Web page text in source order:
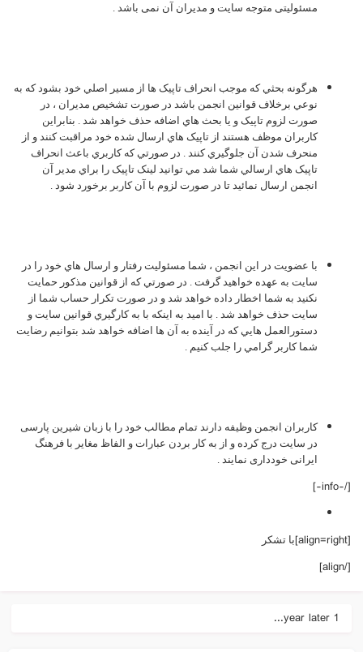
مسئولیتی متوجه سایت و مدیران آن نمی باشد .
هرگونه بحثي که موجب انحراف تاپيک ها از مسير اصلي خود بشود که به
نوعي برخلاف قوانين انجمن باشد در صورت تشخيص مديران ، در
صورت لزوم تاپيک و يا بحث هاي اضافه حذف خواهد شد . بنابراين
کاربران موظف هستند از تاپيک هاي ارسال شده خود مراقبت کنند و از
منحرف شدن آن جلوگيري کنند . در صورتي که کاربري باعث انحراف
تاپيک هاي ارسالي شما شد مي توانيد لينک تاپيک را براي مدير آن
انجمن ارسال نمائيد تا در صورت لزوم با آن کاربر برخورد شود .
با عضویت در این انجمن ، شما مسئوليت رفتار و ارسال هاي خود را در
سايت به عهده خواهيد گرفت . در صورتي که از قوانين مذکور حمايت
نکنيد به شما اخطار داده خواهد شد و در صورت تکرار حساب شما از
سايت حذف خواهد شد . با اميد به اينکه با به کارگيري قوانين سايت و
دستورالعمل هايي که در آينده به آن ها اضافه خواهد شد بتوانيم رضايت
شما کاربر گرامي را جلب کنيم .
کاربران انجمن وظیفه دارند تمام مطالب خود را با زبان شیرین پارسی
در سایت درج کرده و از به کار بردن عبارات و الفاظ مغایر با فرهنگ
ایرانی خودداری نمایند .
[/-info-]
با تشکر
[/align]